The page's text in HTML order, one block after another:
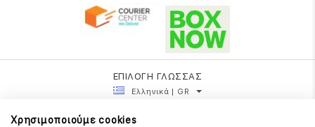
ΕΠΙΛΟΓΗ ΓΛΩΣΣΑΣ
Ελληνικά | GR
Χρησιμοποιούμε cookies